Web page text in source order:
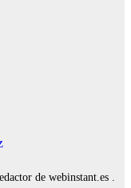
de webinstant.es .